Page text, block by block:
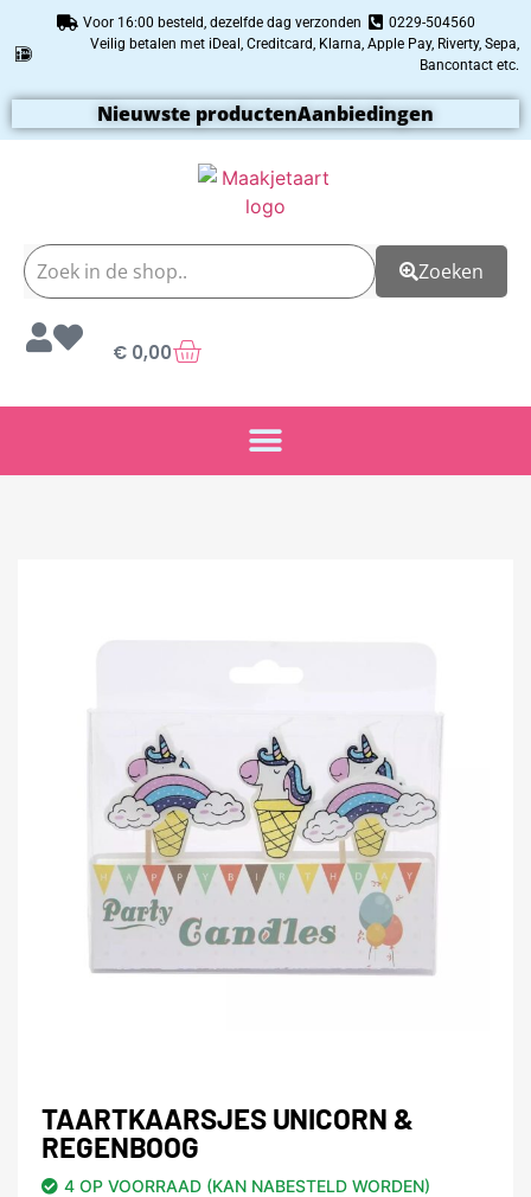
Voor 16:00 besteld, dezelfde dag verzonden
0229-504560
Veilig betalen met iDeal, Creditcard, Klarna, Apple Pay, Riverty, Sepa,
Bancontact etc.
Nieuwste productenAanbiedingen
Zoeken
€ 0,00
TAARTKAARSJES UNICORN &
REGENBOOG
4 OP VOORRAAD (KAN NABESTELD WORDEN)